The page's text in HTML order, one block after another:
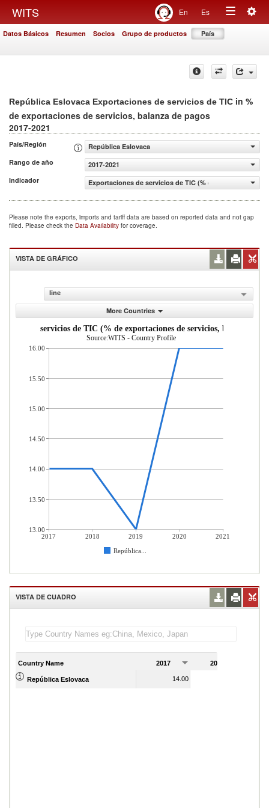
WITS En Es
Toggle
Datos Básicos Resumen Socios Grupo de productos País
República Eslovaca Exportaciones de servicios de TIC in %
de exportaciones de servicios, balanza de pagos
2017-2021
País/Región
República Eslovaca
Rango de año
2017-2021
Indicador
Exportaciones de servicios de TIC (% de exportaciones
Please note the exports, imports and tariff data are based on reported data and not gap
filled. Please check the Data Availability for coverage.
VISTA DE GRÁFICO
line
More Countries
de servicios de TIC (% de exportaciones de servicios, balanza de
Source:WITS - Country Profile
2017 2018 2019 2020
2021
República...
16.00
15.50
15.00
14.50
14.00
13.50
13.00
VISTA DE CUADRO
Country Name 2017 2018
República Eslovaca 14.00